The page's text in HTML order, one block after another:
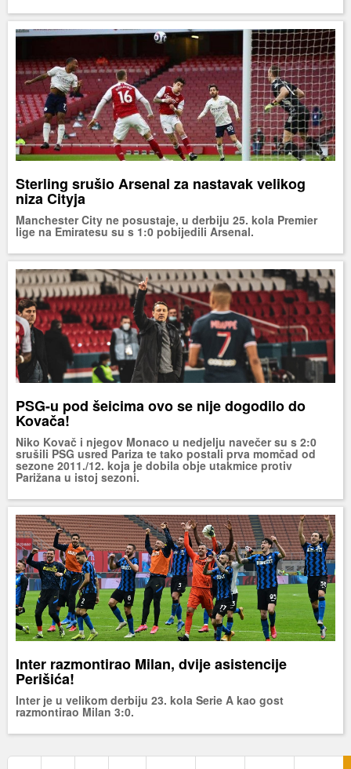
Sterling srušio Arsenal za nastavak velikog
niza Cityja
Manchester City ne posustaje, u derbiju 25. kola Premier
lige na Emiratesu su s 1:0 pobijedili Arsenal.
PSG-u pod šeicima ovo se nije dogodilo do
Kovača!
Niko Kovač i njegov Monaco u nedjelju navečer su s 2:0
srušili PSG usred Pariza te tako postali prva momčad od
sezone 2011./12. koja je dobila obje utakmice protiv
Parižana u istoj sezoni.
Inter razmontirao Milan, dvije asistencije
Perišića!
Inter je u velikom derbiju 23. kola Serie A kao gost
razmontirao Milan 3:0.